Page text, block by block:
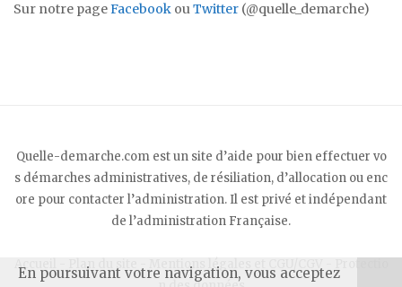
Sur notre pageFacebook ouTwitter (@quelle_demarche)
Quelle-demarche.com est un site d’aide pour bien effectuer vo
s démarches administratives, de résiliation, d’allocation ou enc
ore pour contacter l’administration. Il est privé et indépendant
de l’administration Française.
Accueil Plan du site Mentions légales et CGU/CGV
En poursuivant votre navigation, vous acceptez